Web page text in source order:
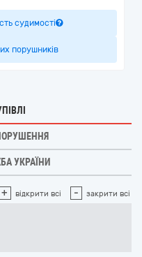
судимості
порушників
УКРАЇНИ
+ відкрити всі - закрити всі